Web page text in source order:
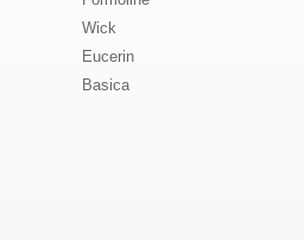
Wick
Eucerin
Basica